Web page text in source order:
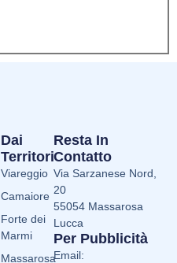
Dai
Territori
Viareggio
Camaiore
Forte dei
Marmi
Massarosa
Resta In
Contatto
Via Sarzanese Nord,
20
55054 Massarosa
Lucca
Per Pubblicità
Email: